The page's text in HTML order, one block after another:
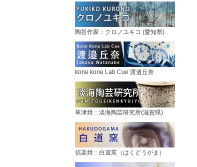
陶芸作家：クロノユキコ (愛知県)
kone kone Lab Cue 渡邉丘奈
草津焼：淡海陶芸研究所(滋賀県)
信楽焼：白道窯（はくどうがま）